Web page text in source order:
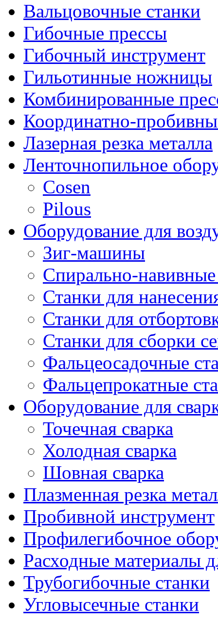
Вальцовочные станки
Гибочные прессы
Гибочный инструмент
Гильотинные ножницы
Комбинированные
Координатно-
Лазерная резка металла
Ленточнопильное
Cosen
Pilous
Оборудование для
Зиг-машины
Спирально-навивные
Станки для
Станки для
Станки для сборки
Фальцеосадочные
Фальцепрокатные
Оборудование для
Точечная сварка
Холодная сварка
Шовная сварка
Плазменная резка
Пробивной инструмент
Профилегибочное
Расходные материалы
Трубогибочные станки
Угловысечные станки